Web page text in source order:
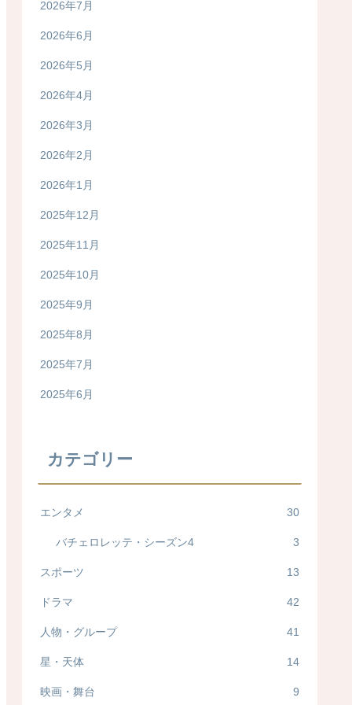
2026年7月
2026年6月
2026年5月
2026年4月
2026年3月
2026年2月
2026年1月
2025年12月
2025年11月
2025年10月
2025年9月
2025年8月
2025年7月
2025年6月
カテゴリー
エンタメ 30
バチェロレッテ・シーズン4 3
スポーツ 13
ドラマ 42
人物・グループ 41
星・天体 14
映画・舞台 9